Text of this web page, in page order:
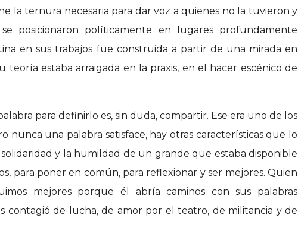
la ternura necesaria para dar voz a quienes no la tuvieron y
se posicionaron políticamente en lugares profundamente
en sus trabajos fue construida a partir de una mirada en
teoría estaba arraigada en la praxis, en el hacer escénico de
para definirlo es, sin duda, compartir. Ese era uno de los
nunca una palabra satisface, hay otras características que lo
y la humildad de un grande que estaba disponible
para poner en común, para reflexionar y ser mejores. Quien
mejores porque él abría caminos con sus palabras
contagió de lucha, de amor por el teatro, de militancia y de